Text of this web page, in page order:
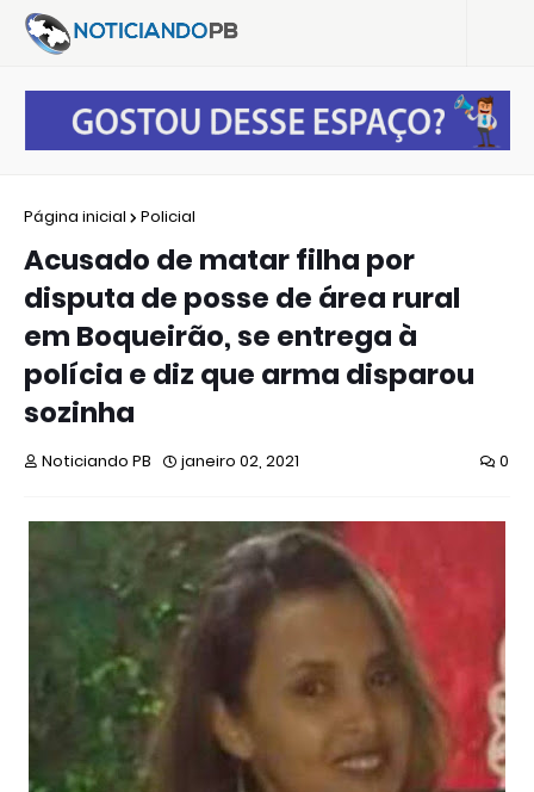
Página inicial Policial
Acusado de matar filha por
disputa de posse de área rural
em Boqueirão, se entrega à
polícia e diz que arma disparou
sozinha
Noticiando PB janeiro 02, 2021 0